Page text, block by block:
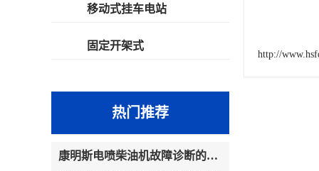
http://
移动式挂车电站
固定开架式
热门推荐
康明斯电喷柴油机故障诊断的解决思路